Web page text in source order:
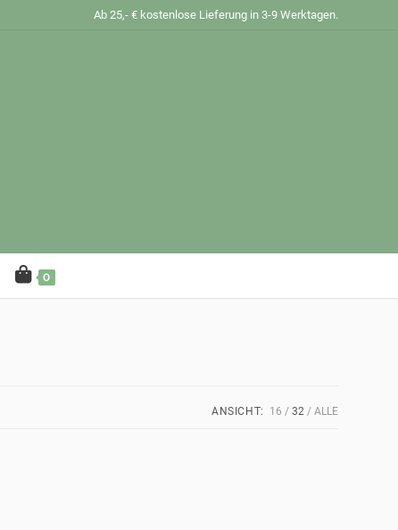
Ab 25,- € kostenlose Lieferung in 3-9 Werktagen.
0
ANSICHT: 16 32 ALLE